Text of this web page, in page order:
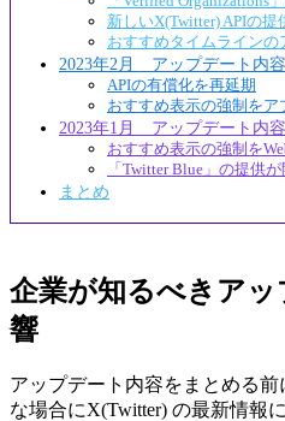
新しいX(Twitter) APIの提
おすすめタイムラインの
2023年2月 アップデート内
APIの有償化を再延期
おすすめ表示の強制をア
2023年1月 アップデート内
おすすめ表示の強制を
「Twitter Blue」の提供
まとめ
企業が知るべきア
響
アップデート内容をまとめる
な場合にX(Twitter) の最新情報